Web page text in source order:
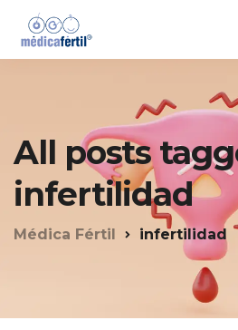
All posts
infertilidad
Médica Fértil infertilidad